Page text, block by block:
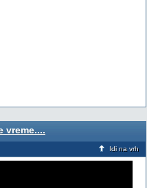
vreme....
Idi na vrh